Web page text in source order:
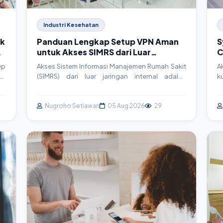
Industri Kesehatan
Panduan Lengkap Setup VPN Aman
untuk Akses SIMRS dari Luar
Jaringan RS
Akses Sistem Informasi Manajemen Rumah Sakit
(SIMRS) dari luar jaringan internal adalah
membangun Virtual Private Network (VPN) yang
keamanan data pasien.
Nugroho Setiawan 05 Aug 2026 29